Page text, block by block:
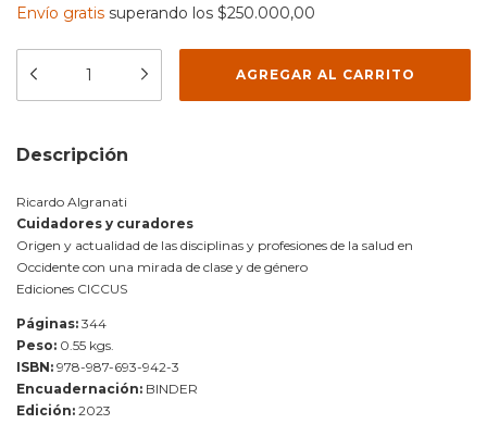
Envío gratis superando los $250.000,00
Descripción
Ricardo Algranati
Cuidadores y curadores
Origen y actualidad de las disciplinas y profesiones de la salud en
Occidente con una mirada de clase y de género
Ediciones CICCUS
Páginas: 344
Peso: 0.55 kgs.
ISBN: 978-987-693-942-3
Encuadernación: BINDER
Edición: 2023